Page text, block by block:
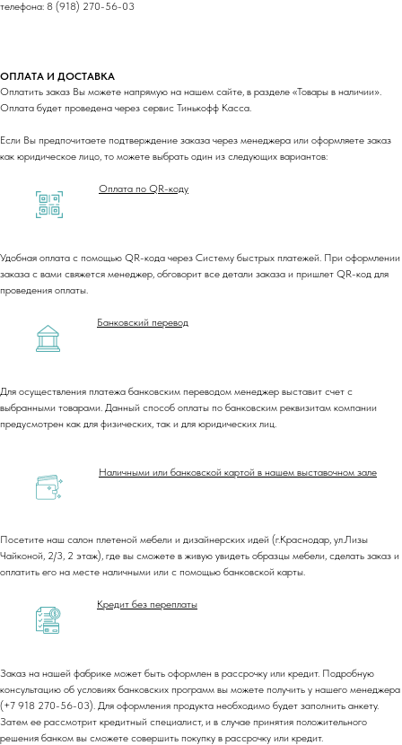
телефона: 8 (918) 270-56-03
ОПЛАТА И ДОСТАВКА
Оплатить заказ Вы можете напрямую на нашем сайте, в разделе «Товары в наличии».
Оплата будет проведена через сервис Тинькофф Касса.
Если Вы предпочитаете подтверждение заказа через менеджера или оформляете заказ
как юридическое лицо, то можете выбрать один из следующих вариантов:
Оплата по QR-коду
Удобная оплата с помощью QR-кода через Систему быстрых платежей. При оформлении
заказа с вами свяжется менеджер, обговорит все детали заказа и пришлет QR-код для
проведения оплаты.
Банковский перевод
Для осуществления платежа банковским переводом менеджер выставит счет с
выбранными товарами. Данный способ оплаты по банковским реквизитам компании
предусмотрен как для физических, так и для юридических лиц.
Наличными или банковской картой в нашем выставочном зале
Посетите наш салон плетеной мебели и дизайнерских идей (г.Краснодар, ул.Лизы
Чайконой, 2/3, 2 этаж), где вы сможете в живую увидеть образцы мебели, сделать заказ и
оплатить его на месте наличными или с помощью банковской карты.
Кредит без переплаты
Заказ на нашей фабрике может быть оформлен в рассрочку или кредит. Подробную
консультацию об условиях банковских программ вы можете получить у нашего менеджера
(+7 918 270-56-03). Для оформления продукта необходимо будет заполнить анкету.
Затем ее рассмотрит кредитный специалист, и в случае принятия положительного
решения банком вы сможете совершить покупку в рассрочку или кредит.